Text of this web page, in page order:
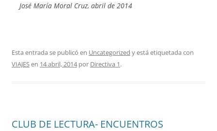
José María Moral Cruz, abril de 2014
Esta entrada se publicó en Uncategorized y está etiquetada con
VIAJESen 14 abril, 2014por Directiva 1.
CLUB DE LECTURA- ENCUENTROS